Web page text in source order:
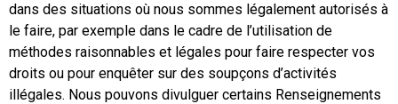
dans des situations où nous sommes légalement autorisés à
le faire, par exemple dans le cadre de l’utilisation de
méthodes raisonnables et légales pour faire respecter vos
droits ou pour enquêter sur des soupçons d’activités
illégales. Nous pouvons divulguer certains Renseignements